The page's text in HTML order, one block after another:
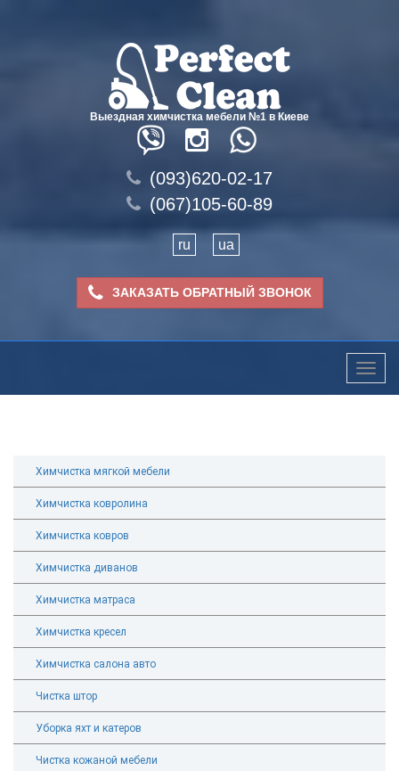
Выездная химчистка мебели №1 в Киеве
(093)620-02-17
(067)105-60-89
ru ua
ЗАКАЗАТЬ ОБРАТНЫЙ ЗВОНОК
Toggle
Химчистка мягкой мебели
Химчистка ковролина
Химчистка ковров
Химчистка диванов
Химчистка матраса
Химчистка кресел
Химчистка салона авто
Чистка штор
Уборка яхт и катеров
Чистка кожаной мебели